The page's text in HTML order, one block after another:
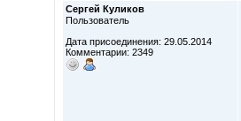
Сергей Куликов
Пользователь
Дата присоединения: 29.05.2014
Комментарии: 2349